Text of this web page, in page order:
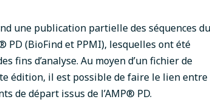
une publication partielle des séquences du
PD (BioFind et PPMI), lesquelles ont été
fins d’analyse. Au moyen d’un fichier de
édition, il est possible de faire le lien entre
de départ issus de l’AMP® PD.